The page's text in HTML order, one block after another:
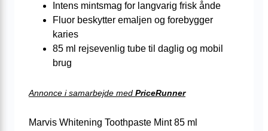
Intens mintsmag for langvarig frisk ånde
Fluor beskytter emaljen og forebygger
karies
85 ml rejsevenlig tube til daglig og mobil
brug
Annonce i samarbejde med PriceRunner
Marvis Whitening Toothpaste Mint 85 ml